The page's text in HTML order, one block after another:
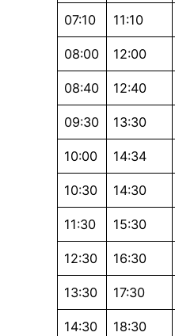
07:10 11:10
08:00 12:00
08:40 12:40
09:30 13:30
10:00 14:34
10:30 14:30
11:30 15:30
12:30 16:30
13:30 17:30
14:30 18:30